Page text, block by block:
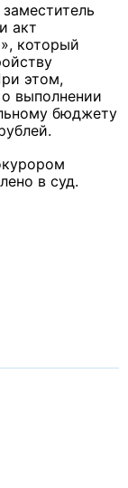
акт
который
этом,
выполнении
бюджету
в суд.